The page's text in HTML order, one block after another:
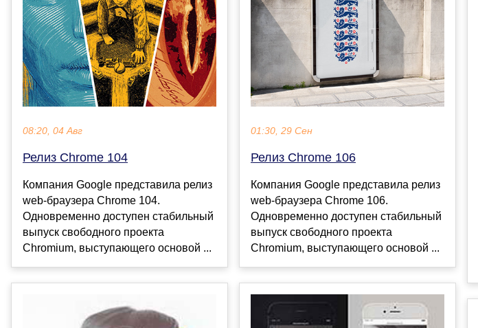
08:20, 04 Авг
Релиз Chrome 104
Компания Google представила релиз
web-браузера Chrome 104.
Одновременно доступен стабильный
выпуск свободного проекта
Chromium, выступающего основой ...
01:30, 29 Сен
Релиз Chrome 106
Компания Google представила релиз
web-браузера Chrome 106.
Одновременно доступен стабильный
выпуск свободного проекта
Chromium, выступающего основой ...